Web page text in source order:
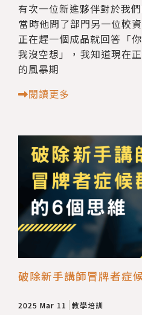
有次一位新進夥伴對於我
當時他問了部門另一位較
正在趕一個成品就回答​‍⁠‌「
我沒空想」​‍，​‍⁠‌我知道現在
的​風暴期
閱讀更多
破除新手講師冒牌者症
2025 Mar 11 教學培訓